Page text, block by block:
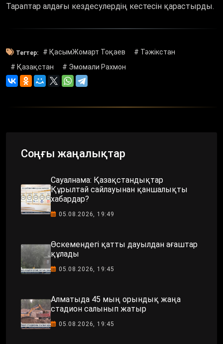
Тараптар алдағы кездесулердің кестесін қарастырды.
Тегтер: # ҚасымЖомарт Тоқаев
# Тәжікстан
# Қазақстан
# Эмомали Рахмон
Соңғы жаңалықтар
Сауалнама: Қазақстандықтар
Құрылтай сайлауынан қаншалықты
хабардар?
05.08.2026, 19:49
Өскемендегі қатты дауылдан ағаштар
құлады
05.08.2026, 19:45
Алматыда 45 мың орындық жаңа
стадион салынып жатыр
05.08.2026, 19:45